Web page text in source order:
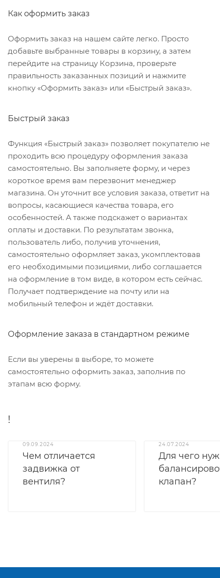
Как оформить заказ
Оформить заказ на нашем сайте легко. Просто
добавьте выбранные товары в корзину, а затем
перейдите на страницу Корзина, проверьте
правильность заказанных позиций и нажмите
кнопку «Оформить заказ» или «Быстрый заказ».
Быстрый заказ
Функция «Быстрый заказ» позволяет покупателю не
проходить всю процедуру оформления заказа
самостоятельно. Вы заполняете форму, и через
короткое время вам перезвонит менеджер
магазина. Он уточнит все условия заказа, ответит на
вопросы, касающиеся качества товара, его
особенностей. А также подскажет о вариантах
оплаты и доставки. По результатам звонка,
пользователь либо, получив уточнения,
самостоятельно оформляет заказ, укомплектовав
его необходимыми позициями, либо соглашается
на оформление в том виде, в котором есть сейчас.
Получает подтверждение на почту или на
мобильный телефон и ждёт доставки.
Оформление заказа в стандартном режиме
Если вы уверены в выборе, то можете
самостоятельно оформить заказ, заполнив по
этапам всю форму.
!
09.09.2024
Чем отличается
задвижка от
вентиля?
24.07.2024
Для чего
клапан?